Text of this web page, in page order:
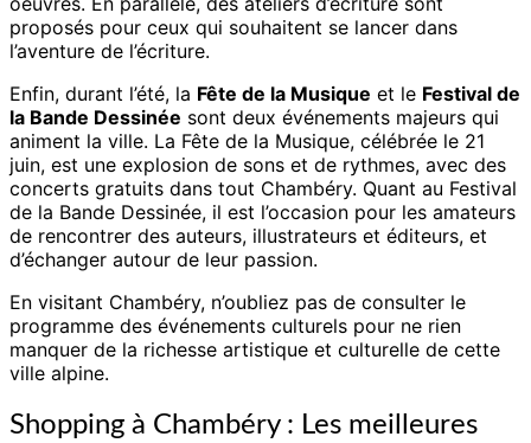
proposés pour ceux qui souhaitent se lancer dans
l’aventure de l’écriture.
Enfin, durant l’été, la Fête de la Musique et le Festival de
la Bande Dessinée sont deux événements majeurs qui
animent la ville. La Fête de la Musique, célébrée le 21
juin, est une explosion de sons et de rythmes, avec des
concerts gratuits dans tout Chambéry. Quant au Festival
de la Bande Dessinée, il est l’occasion pour les amateurs
de rencontrer des auteurs, illustrateurs et éditeurs, et
d’échanger autour de leur passion.
En visitant Chambéry, n’oubliez pas de consulter le
programme des événements culturels pour ne rien
manquer de la richesse artistique et culturelle de cette
ville alpine.
Shopping à Chambéry : Les meilleures